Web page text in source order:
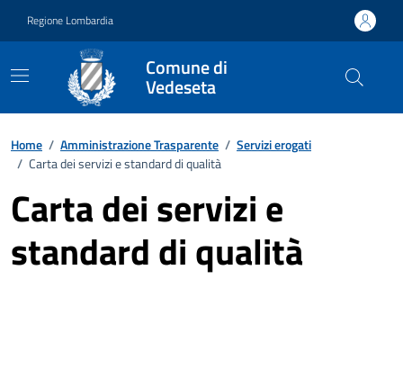
Regione Lombardia
Comune di
Vedeseta
Home / Amministrazione Trasparente / Servizi erogati
/ Carta dei servizi e standard di qualità
Carta dei servizi e
standard di qualità